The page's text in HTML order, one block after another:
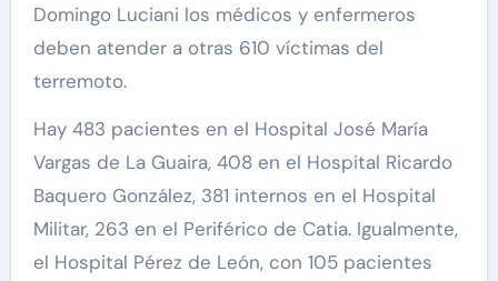
Domingo Luciani los médicos y enfermeros
deben atender a otras 610 víctimas del
terremoto.
Hay 483 pacientes en el Hospital José María
Vargas de La Guaira, 408 en el Hospital Ricardo
Baquero González, 381 internos en el Hospital
Militar, 263 en el Periférico de Catia. Igualmente,
el Hospital Pérez de León, con 105 pacientes